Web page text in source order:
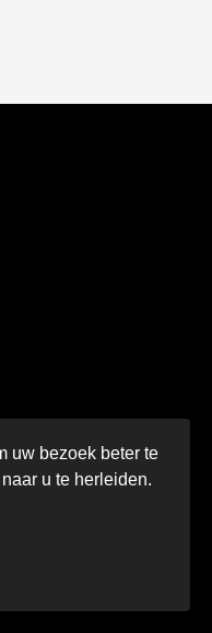
uw bezoek beter te
u te herleiden.